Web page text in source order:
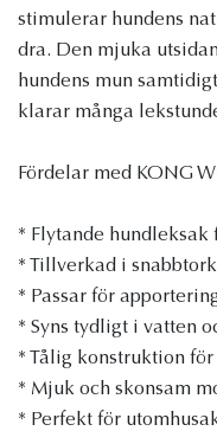
stimulerar hundens
dra. Den mjuka
hundens mun
klarar många
Fördelar med KONG
* Flytande hundleksak
* Tillverkad i
* Passar för
* Syns tydligt i vatten
* Tålig konstruktion
* Mjuk och skonsam
* Perfekt för